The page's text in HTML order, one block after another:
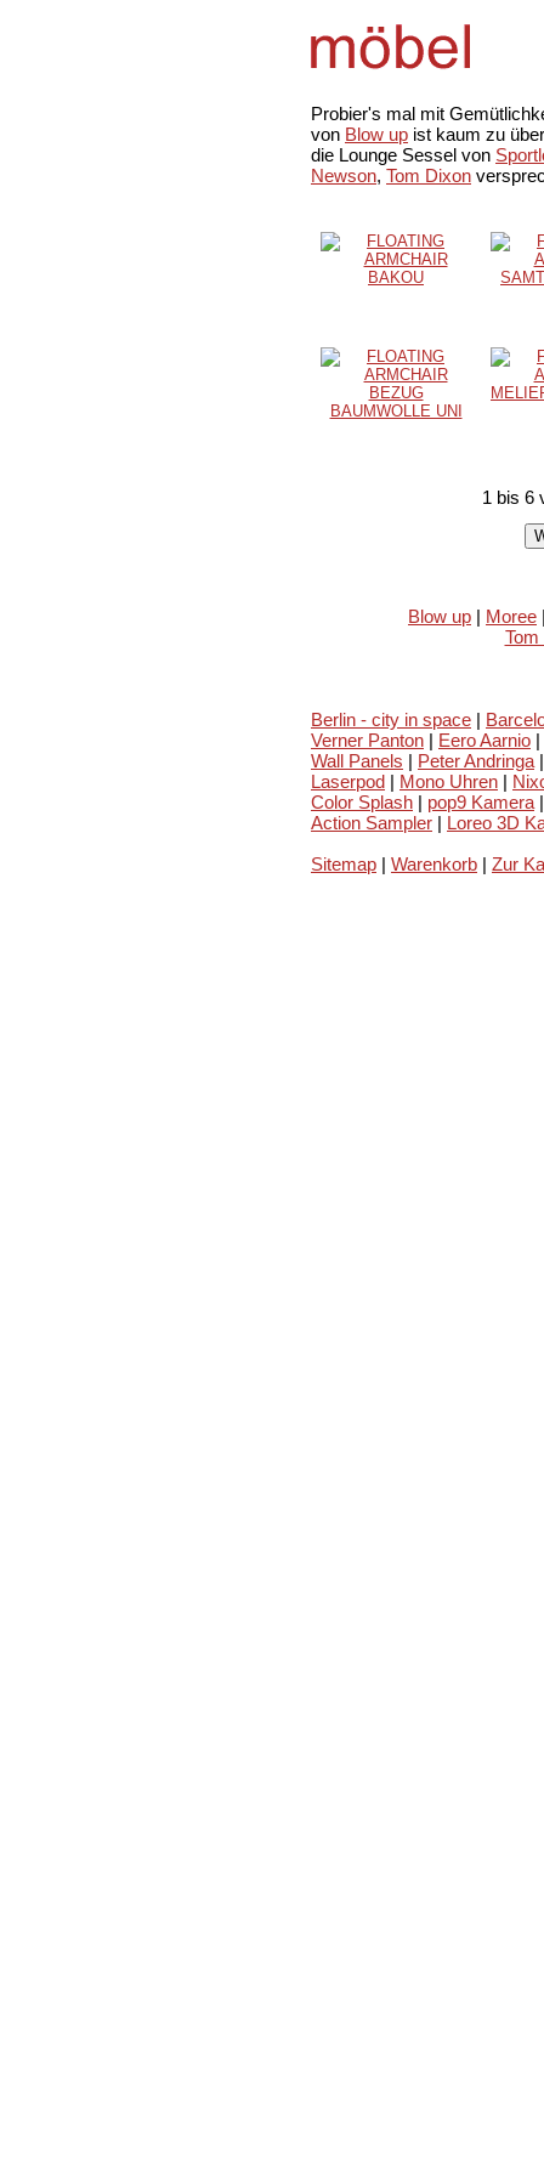
Probier's mal mit
von Blow up ist kaum zu
die Lounge Sessel von
Newson, Tom Dixon
1 bis 6
Blow up | Moree
Tom
Berlin - city in space |
Verner Panton | Eero Aarnio |
Wall Panels | Peter Andringa |
Laserpod | Mono Uhren |
Color Splash | pop9 Kamera |
Action Sampler | Loreo 3D
Sitemap | Warenkorb | Zur